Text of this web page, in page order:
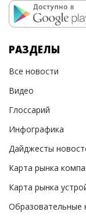
РАЗДЕЛЫ
Все новости
Видео
Глоссарий
Инфографика
Дайджесты
Карта рынка
Карта рынка
Образовательные